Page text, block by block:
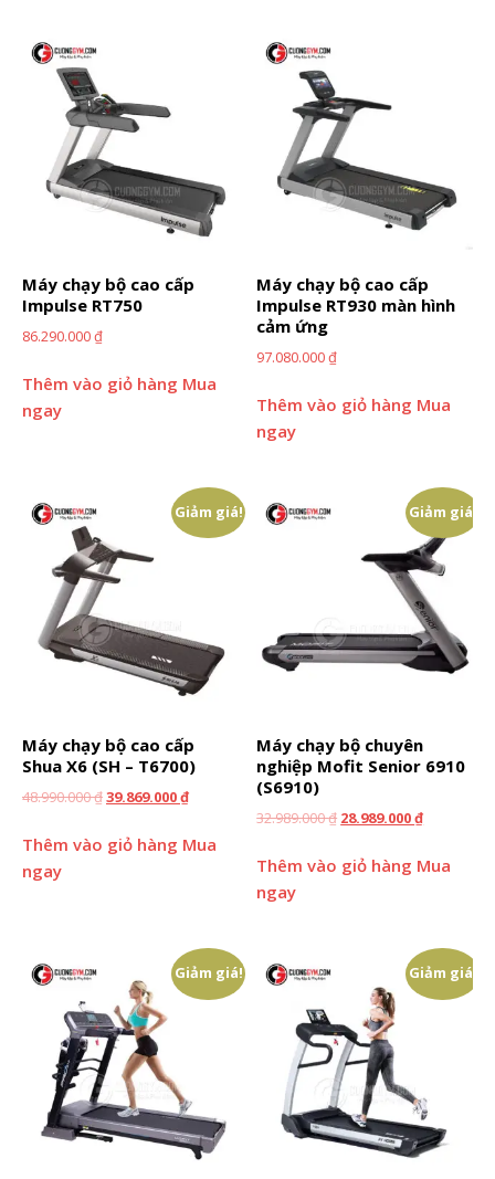
Máy chạy bộ cao cấp
Impulse RT750
86.290.000₫
Thêm vào giỏ hàng Mua
ngay
Máy chạy bộ cao cấp
Impulse RT930 màn hình
cảm ứng
97.080.000₫
Thêm vào giỏ hàng Mua
ngay
Giảm giá!
Máy chạy bộ cao cấp
Shua X6 (SH – T6700)
48.990.000₫39.869.000₫
Thêm vào giỏ hàng Mua
ngay
Giảm giá!
Máy chạy bộ chuyên
nghiệp Mofit Senior 6910
(S6910)
32.989.000₫ 28.989.000₫
Thêm vào giỏ hàng Mua
ngay
Giảm giá! Giảm giá!